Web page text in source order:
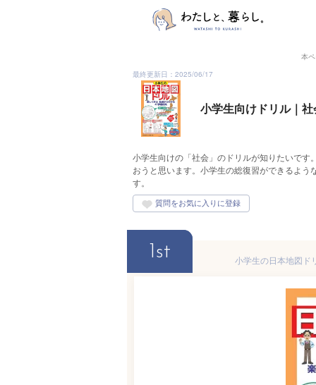
本
最終更新日：2025/06/17
小学生向けドリル｜
小学生向けの「社会」のドリルが知りたいで
おうと思います。小学生の総復習ができるよ
す。
1st 小学生の日本地図ド